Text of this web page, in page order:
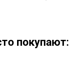
покупают: